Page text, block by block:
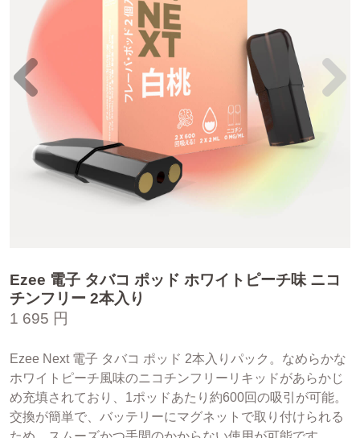
Ezee 電子 タバコ ポッド ホワイトピーチ味 ニコ
チンフリー 2本入り
1 695 円
Ezee Next 電子 タバコ ポッド 2本入りパック。なめらかな
ホワイトピーチ風味のニコチンフリーリキッドがあらかじ
め充填されており、1ポッドあたり約600回の吸引が可能。
交換が簡単で、バッテリーにマグネットで取り付けられる